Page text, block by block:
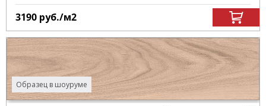
3190 руб./м2
Образец в шоуруме